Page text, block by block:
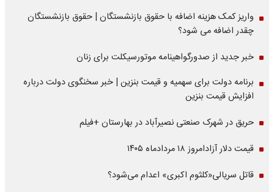
واریز کمک هزینه اضافه با حقوق بازنشستگان | حقوق بازنشستگان
چقدر اضافه می شود؟
خبر جدید از صدورگواهینامه موتورسیکلت برای زنان
برنامه دولت برای سهمیه و قیمت بنزین | خبر سخنگوی دولت درباره
افزایش قیمت بنزین
حریق در شهرک صنعتی نصیرآباد در بهارستان +فیلم
قیمت دلار آزادامروز ۱۸ مردادماه ۱۴۰۵
قاتل سریالی«کلثوم اکبری» اعدام می‌شود؟